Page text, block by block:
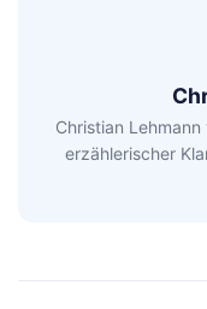
Christian
erzählerischer